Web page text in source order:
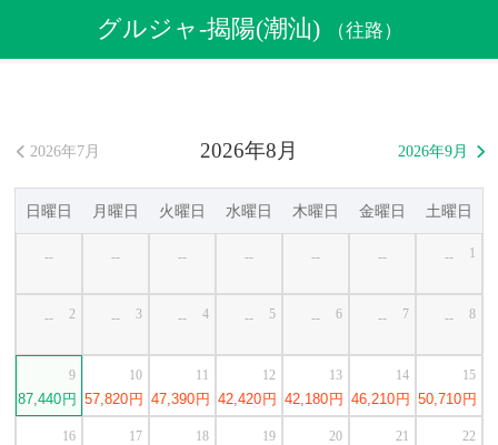
グルジャ発揭陽(潮汕)行き格安航空券
グルジャ-揭陽(潮汕) （往路）
2026年8月
 2026年7月 2026年9月 
日曜日 月曜日 火曜日 水曜日 木曜日 金曜日 土曜日
-- -- -- -- -- -- -- 1
-- 2 -- 3 -- 4 -- 5 -- 6 -- 7 -- 8
87,440円
9
57,820円
10
47,390円
11
42,420円
12
42,180円
13
46,210円
14
50,710円
15
16 17 18 19 20 21 22